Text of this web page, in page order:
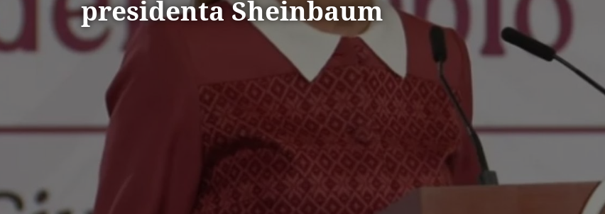
presidenta Sheinbaum